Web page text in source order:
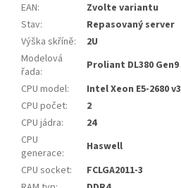
EAN:
Zvolte variantu
Stav:
Repasovaný server
Výška skříně:
2U
Modelová
řada:
Proliant DL380 Gen9
CPU model:
Intel Xeon E5-2680 v3
CPU počet:
2
CPU jádra:
24
CPU
generace:
Haswell
CPU socket:
FCLGA2011-3